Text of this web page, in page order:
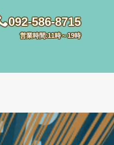
092-586-8715
営業時間:11時～19時